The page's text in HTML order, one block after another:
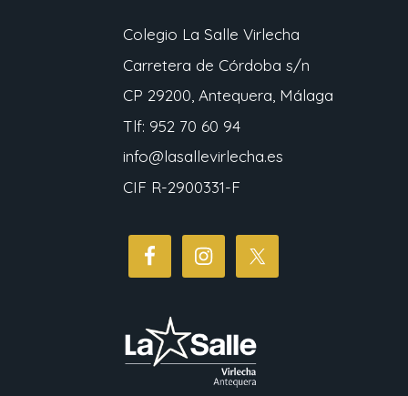
Colegio La Salle Virlecha
Carretera de Córdoba s/n
CP 29200, Antequera, Málaga
Tlf: 952 70 60 94
info@lasallevirlecha.es
CIF R-2900331-F